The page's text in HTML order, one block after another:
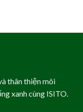
thân thiện môi
xanh cùng ISITO.